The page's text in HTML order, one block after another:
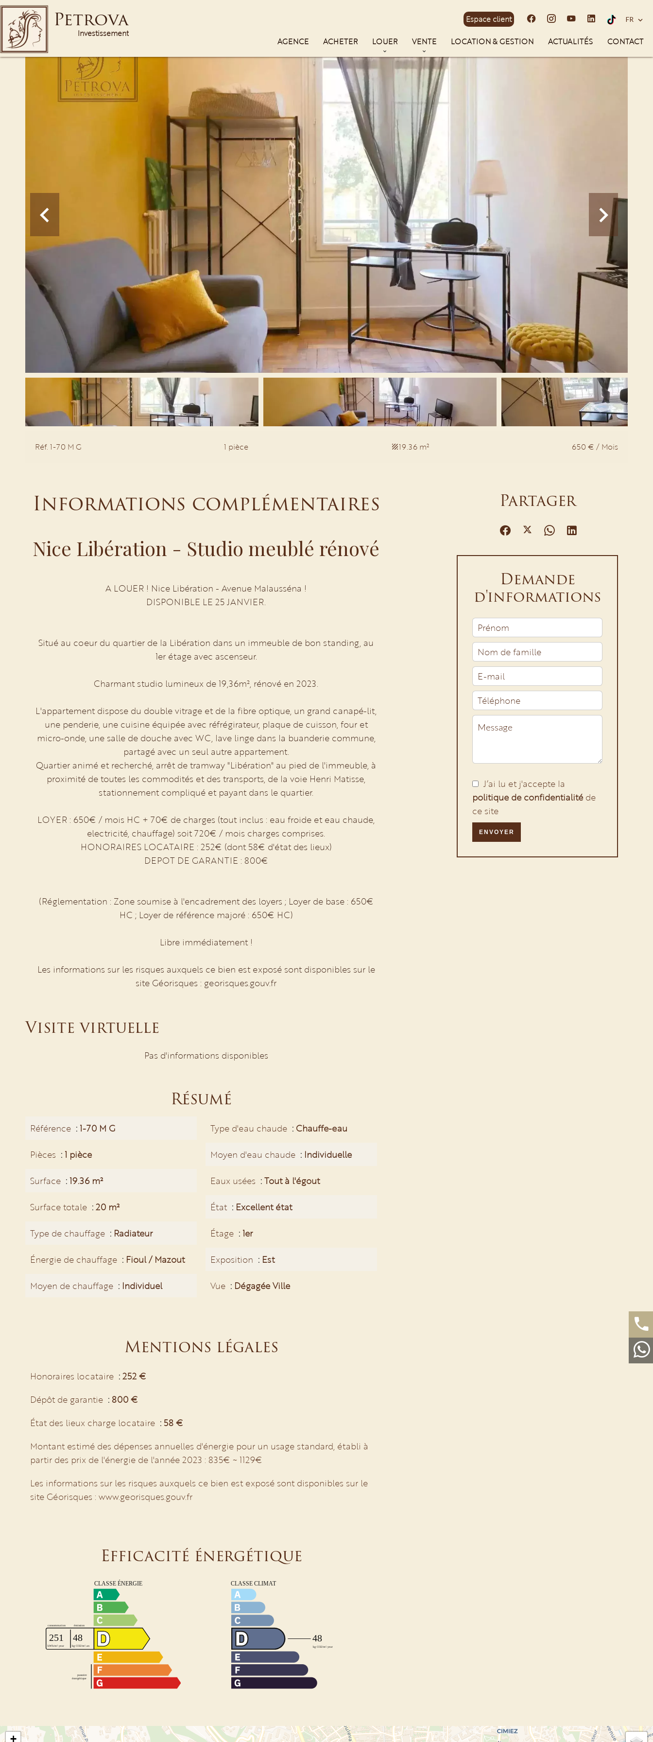
Petrova
Investissement
Espace client FR
AGENCE ACHETER LOUER VENTE LOCATION & GESTION ACTUALITÉS CONTACT
Réf. 1-70 M G 1 pièce 19.36 m² 650 € / Mois
Informations complémentaires
Nice Libération - Studio meublé rénové
A LOUER ! Nice Libération - Avenue Malausséna !
DISPONIBLE LE 25 JANVIER.
Situé au coeur du quartier de la Libération dans un immeuble de bon standing, au
1er étage avec ascenseur.
Charmant studio lumineux de 19,36m², rénové en 2023.
L'appartement dispose du double vitrage et de la fibre optique, un grand canapé-lit,
une penderie, une cuisine équipée avec réfrégirateur, plaque de cuisson, four et
micro-onde, une salle de douche avec WC, lave linge dans la buanderie commune,
partagé avec un seul autre appartement.
Quartier animé et recherché, arrêt de tramway "Libération" au pied de l'immeuble, à
proximité de toutes les commodités et des transports, de la voie Henri Matisse,
stationnement compliqué et payant dans le quartier.
LOYER : 650€ / mois HC + 70€ de charges (tout inclus : eau froide et eau chaude,
electricité, chauffage) soit 720€ / mois charges comprises.
HONORAIRES LOCATAIRE : 252€ (dont 58€ d'état des lieux)
DEPOT DE GARANTIE : 800€
(Réglementation : Zone soumise à l'encadrement des loyers ; Loyer de base : 650€
HC ; Loyer de référence majoré : 650€ HC)
Libre immédiatement !
Les informations sur les risques auxquels ce bien est exposé sont disponibles sur le
site Géorisques : georisques.gouv.fr
Visite virtuelle
Pas d'informations disponibles
Résumé
Référence 1-70 M G
Pièces 1 pièce
Surface 19.36 m²
Surface totale 20 m²
Type de chauffage Radiateur
Énergie de chauffage Fioul / Mazout
Moyen de chauffage Individuel
Type d'eau chaude Chauffe-eau
Moyen d'eau chaude Individuelle
Eaux usées Tout à l'égout
État Excellent état
Étage 1er
Exposition Est
Vue Dégagée Ville
Mentions légales
Honoraires locataire
252 €
Dépôt de garantie
800 €
État des lieux charge locataire
58 €
Montant estimé des dépenses annuelles d'énergie pour un usage standard, établi à
partir des prix de l'énergie de l'année 2023 : 835€ ~ 1129€
Les informations sur les risques auxquels ce bien est exposé sont disponibles sur le
site Géorisques : www.georisques.gouv.fr
Efficacité énergétique
Partager
Demande
d'informations
J’ai lu et j'accepte la
politique de confidentialitéde
ce site
ENVOYER
+